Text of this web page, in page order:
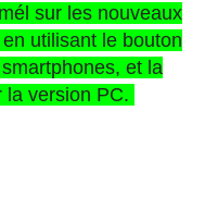
sur les nouveaux
utilisant le bouton
et la
la version PC.